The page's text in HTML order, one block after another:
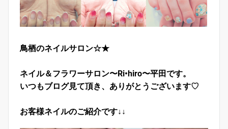
鳥栖のネイルサロン☆★
ネイル＆フラワーサロン〜Ri•hiro〜平田です。
いつもブログ見て頂き、ありがとうございます♡
お客様ネイルのご紹介です↓↓